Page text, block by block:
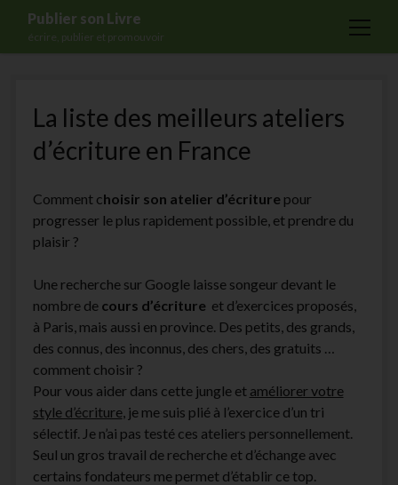
Publier son Livre
écrire, publier et promouvoir
open
Formations
Services
Auto-édition
Maisons d’édition
Ecriture
Actualités
A propos
Contact
facebookinstagram
youtubeemail-
form
La liste des meilleurs ateliers
d’écriture en France
Comment choisir son atelier d’écriture pour
progresser le plus rapidement possible, et prendre du
plaisir ?
Une recherche sur Google laisse songeur devant le
nombre de cours d’écriture et d’exercices proposés,
à Paris, mais aussi en province. Des petits, des grands,
des connus, des inconnus, des chers, des gratuits …
comment choisir ?
Pour vous aider dans cette jungle et améliorer votre
style d’écriture, je me suis plié à l’exercice d’un tri
sélectif. Je n’ai pas testé ces ateliers personnellement.
Seul un gros travail de recherche et d’échange avec
certains fondateurs me permet d’établir ce top.